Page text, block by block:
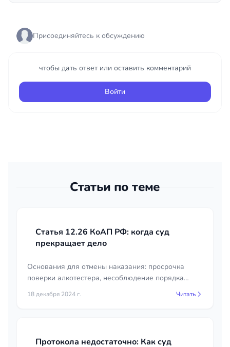
Присоединяйтесь к обсуждению
чтобы дать ответ или оставить комментарий
Войти
Статьи по теме
Статья 12.26 КоАП РФ: когда суд
прекращает дело
Основания для отмены наказания: просрочка
поверки алкотестера, несоблюдение порядка
освидетельствования, отсутствие понятых или
видео. Судебная практика и советы юриста.
18 декабря 2024 г. Читать
Протокола недостаточно: Как суд